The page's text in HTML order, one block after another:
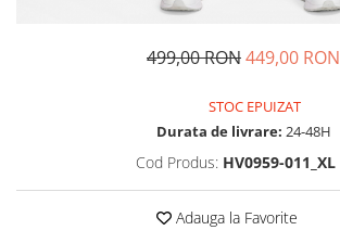
499,00 RON449,00 RON
STOC EPUIZAT
Durata de livrare: 24-48H
Cod Produs: HV0959-011_XL
Adauga la Favorite